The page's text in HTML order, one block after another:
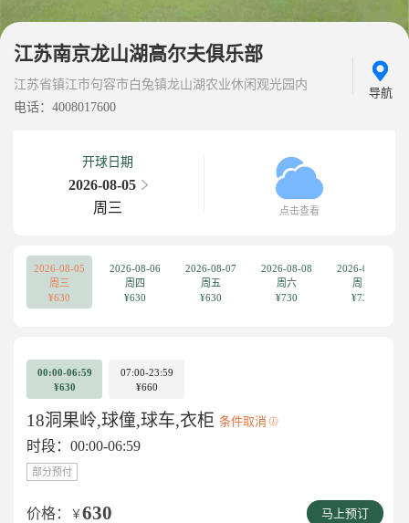
江苏南京龙山湖高尔夫俱乐部
江苏省镇江市句容市白兔镇龙山湖农业休闲观光园内
电话：4008017600
导航
开球日期
2026-08-05
周三
点击查看
2026-08-05
周三
¥630
2026-08-06
周四
¥630
2026-08-07
周五
¥630
2026-08-08
周六
¥730
2026-08-09
周日
¥730
00:00-06:59
¥630
07:00-23:59
¥660
18洞果岭,球僮,球车,衣柜 条件取消
时段：00:00-06:59
部分预付
价格： ￥630 马上预订